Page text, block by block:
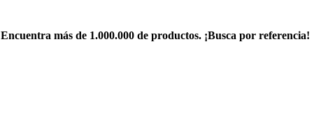
Encuentra más de 1.000.000 de productos. ¡Busca por referencia!